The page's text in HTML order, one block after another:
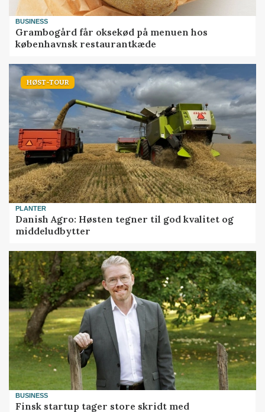
BUSINESS
Grambogård får oksekød på menuen hos
københavnsk restaurantkæde
HØST-TOUR
PLANTER
Danish Agro: Høsten tegner til god kvalitet og
middeludbytter
BUSINESS
Finsk startup tager store skridt med